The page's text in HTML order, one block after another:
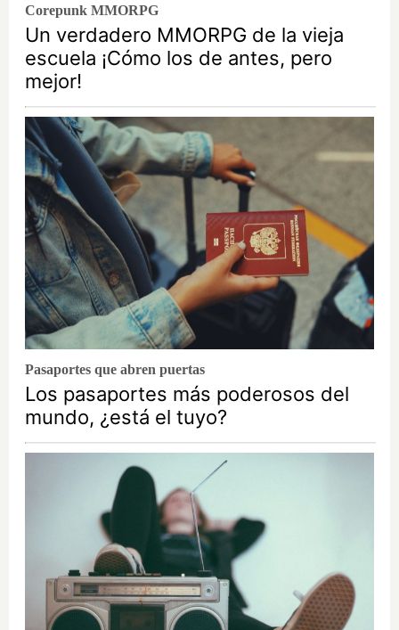
Corepunk MMORPG
Un verdadero MMORPG de la vieja
escuela ¡Cómo los de antes, pero
mejor!
Pasaportes que abren puertas
Los pasaportes más poderosos del
mundo, ¿está el tuyo?